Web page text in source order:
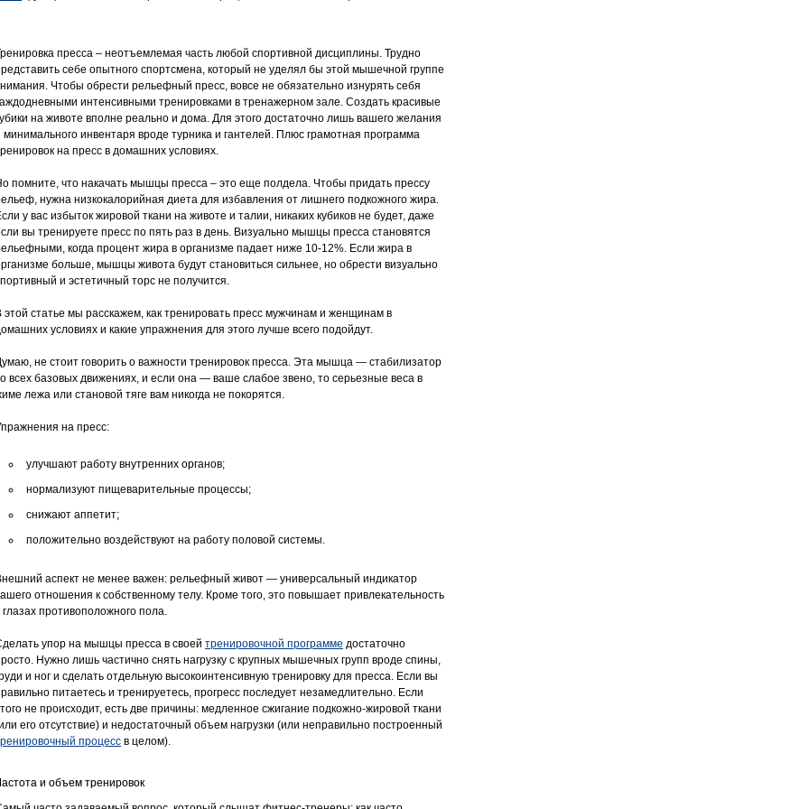
пресса – неотъемлемая часть любой спортивной дисциплины. Трудно
себе опытного спортсмена, который не уделял бы этой мышечной группе
Чтобы обрести рельефный пресс, вовсе не обязательно изнурять себя
интенсивными тренировками в тренажерном зале. Создать красивые
на животе вполне реально и дома. Для этого достаточно лишь вашего желания
минимального инвентаря вроде турника и гантелей. Плюс грамотная программа
на пресс в домашних условиях.
помните, что накачать мышцы пресса – это еще полдела. Чтобы придать прессу
нужна низкокалорийная диета для избавления от лишнего подкожного жира.
у вас избыток жировой ткани на животе и талии, никаких кубиков не будет, даже
вы тренируете пресс по пять раз в день. Визуально мышцы пресса становятся
когда процент жира в организме падает ниже 10-12%. Если жира в
больше, мышцы живота будут становиться сильнее, но обрести визуально
и эстетичный торс не получится.
этой статье мы расскажем, как тренировать пресс мужчинам и женщинам в
условиях и какие упражнения для этого лучше всего подойдут.
не стоит говорить о важности тренировок пресса. Эта мышца — стабилизатор
всех базовых движениях, и если она — ваше слабое звено, то серьезные веса в
лежа или становой тяге вам никогда не покорятся.
на пресс:
улучшают работу внутренних органов;
нормализуют пищеварительные процессы;
снижают аппетит;
положительно воздействуют на работу половой системы.
аспект не менее важен: рельефный живот — универсальный индикатор
отношения к собственному телу. Кроме того, это повышает привлекательность
глазах противоположного пола.
упор на мышцы пресса в своей тренировочной программе достаточно
Нужно лишь частично снять нагрузку с крупных мышечных групп вроде спины,
и ног и сделать отдельную высокоинтенсивную тренировку для пресса. Если вы
питаетесь и тренируетесь, прогресс последует незамедлительно. Если
не происходит, есть две причины: медленное сжигание подкожно-жировой ткани
его отсутствие) и недостаточный объем нагрузки (или неправильно построенный
процесс в целом).
и объем тренировок